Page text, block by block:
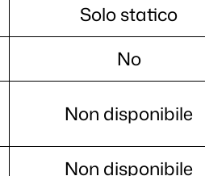
Solo statico
No
Non disponibile
Non disponibile